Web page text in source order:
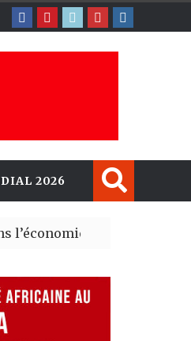
2026
mais trois grands